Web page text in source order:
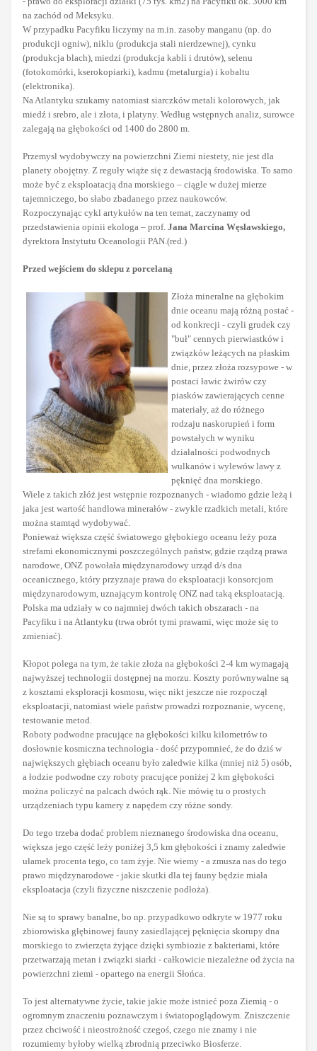
na zachód od Meksyku.
W przypadku Pacyfiku liczymy na m.in. zasoby manganu (np. do
produkcji ogniw), niklu (produkcja stali nierdzewnej), cynku
(produkcja blach), miedzi (produkcja kabli i drutów), selenu
(fotokomórki, kserokopiarki), kadmu (metalurgia) i kobaltu
(elektronika).
Na Atlantyku szukamy natomiast siarczków metali kolorowych, jak
miedź i srebro, ale i złota, i platyny. Według wstępnych analiz, surowce
zalegają na głębokości od 1400 do 2800 m.
Przemysł wydobywczy na powierzchni Ziemi niestety, nie jest dla
planety obojętny. Z reguły wiąże się z dewastacją środowiska. To samo
może być z eksploatacją dna morskiego – ciągle w dużej mierze
tajemniczego, bo słabo zbadanego przez naukowców.
Rozpoczynając cykl artykułów na ten temat, zaczynamy od
przedstawienia opinii ekologa – prof. Jana Marcina Węsławskiego,
dyrektora Instytutu Oceanologii PAN.(red.)
Przed wejściem do sklepu z porcelaną
Złoża mineralne na głębokim
dnie oceanu mają różną postać -
od konkrecji - czyli grudek czy
"buł" cennych pierwiastków i
związków leżących na płaskim
dnie, przez złoża rozsypowe - w
postaci ławic żwirów czy
piasków zawierających cenne
materiały, aż do różnego
rodzaju naskorupień i form
powstałych w wyniku
działalności podwodnych
wulkanów i wylewów lawy z
pęknięć dna morskiego.
Wiele z takich złóż jest wstępnie rozpoznanych - wiadomo gdzie leżą i
jaka jest wartość handlowa minerałów - zwykle rzadkich metali, które
można stamtąd wydobywać.
Ponieważ większa część światowego głębokiego oceanu leży poza
strefami ekonomicznymi poszczególnych państw, gdzie rządzą prawa
narodowe, ONZ powołała międzynarodowy urząd d/s dna
oceanicznego, który przyznaje prawa do eksploatacji konsorcjom
międzynarodowym, uznającym kontrolę ONZ nad taką eksploatacją.
Polska ma udziały w co najmniej dwóch takich obszarach - na
Pacyfiku i na Atlantyku (trwa obrót tymi prawami, więc może się to
zmieniać).
Kłopot polega na tym, że takie złoża na głębokości 2-4 km wymagają
najwyższej technologii dostępnej na morzu. Koszty porównywalne są
z kosztami eksploracji kosmosu, więc nikt jeszcze nie rozpoczął
eksploatacji, natomiast wiele państw prowadzi rozpoznanie, wycenę,
testowanie metod.
Roboty podwodne pracujące na głębokości kilku kilometrów to
dosłownie kosmiczna technologia - dość przypomnieć, że do dziś w
największych głębiach oceanu było zaledwie kilka (mniej niż 5) osób,
a łodzie podwodne czy roboty pracujące poniżej 2 km głębokości
można policzyć na palcach dwóch rąk. Nie mówię tu o prostych
urządzeniach typu kamery z napędem czy różne sondy.
Do tego trzeba dodać problem nieznanego środowiska dna oceanu,
większa jego część leży poniżej 3,5 km głębokości i znamy zaledwie
ułamek procenta tego, co tam żyje. Nie wiemy - a zmusza nas do tego
prawo międzynarodowe - jakie skutki dla tej fauny będzie miała
eksploatacja (czyli fizyczne niszczenie podłoża).
Nie są to sprawy banalne, bo np. przypadkowo odkryte w 1977 roku
zbiorowiska głębinowej fauny zasiedlającej pęknięcia skorupy dna
morskiego to zwierzęta żyjące dzięki symbiozie z bakteriami, które
przetwarzają metan i związki siarki - całkowicie niezależne od życia na
powierzchni ziemi - opartego na energii Słońca.
To jest alternatywne życie, takie jakie może istnieć poza Ziemią - o
ogromnym znaczeniu poznawczym i światopoglądowym. Zniszczenie
przez chciwość i nieostrożność czegoś, czego nie znamy i nie
rozumiemy byłoby wielką zbrodnią przeciwko Biosferze.